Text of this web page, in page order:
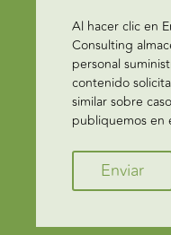
Al hacer clic en
Consulting
personal
contenido
similar sobre
publiquemos en